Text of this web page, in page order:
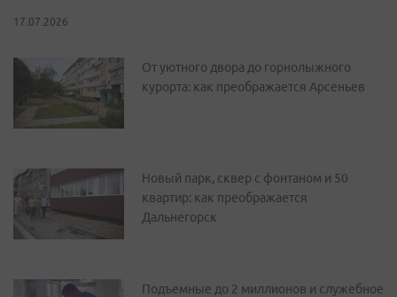
17.07.2026
От уютного двора до горнолыжного
курорта: как преображается Арсеньев
Новый парк, сквер с фонтаном и 50
квартир: как преображается
Дальнегорск
Подъемные до 2 миллионов и служебное